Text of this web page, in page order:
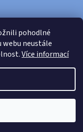
pohodlné
webu neustále
Více informací
. Všechna práva